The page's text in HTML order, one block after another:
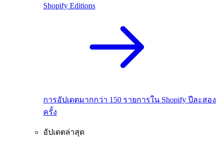
Shopify Editions
การอัปเดตมากกว่า 150 รายการใน Shopify ปีละสอง
ครั้ง
อัปเดตล่าสุด